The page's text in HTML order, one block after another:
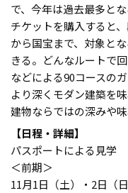
で、今年は過去最多と
チケットを購入すると
から国宝まで、対象と
きる。どんなルートで
などによる90コースの
より深くモダン建築を
建物ならではの深みや味
【日程・詳細】
パスポートによる見学
＜前期＞
11月1日（土）・2日（